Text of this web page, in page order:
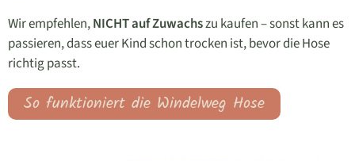
Wir empfehlen,NICHT auf Zuwachszu kaufen – sonst kann es
passieren, dass euer Kind schon trocken ist, bevor die Hose
richtig passt.
So funktioniert die Windelweg Hose